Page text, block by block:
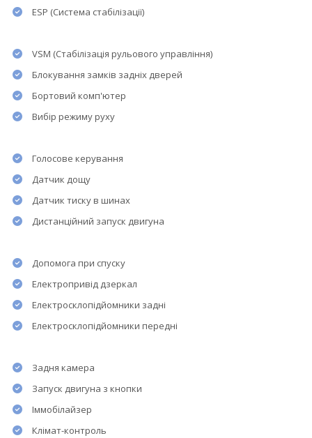
ESP (Система стабілізації)
VSM (Стабілізація рульового управління)
Блокування замків задніх дверей
Бортовий комп'ютер
Вибір режиму руху
Голосове керування
Датчик дощу
Датчик тиску в шинах
Дистанційний запуск двигуна
Допомога при спуску
Електропривід дзеркал
Електросклопідйомники задні
Електросклопідйомники передні
Задня камера
Запуск двигуна з кнопки
Іммобілайзер
Клімат-контроль